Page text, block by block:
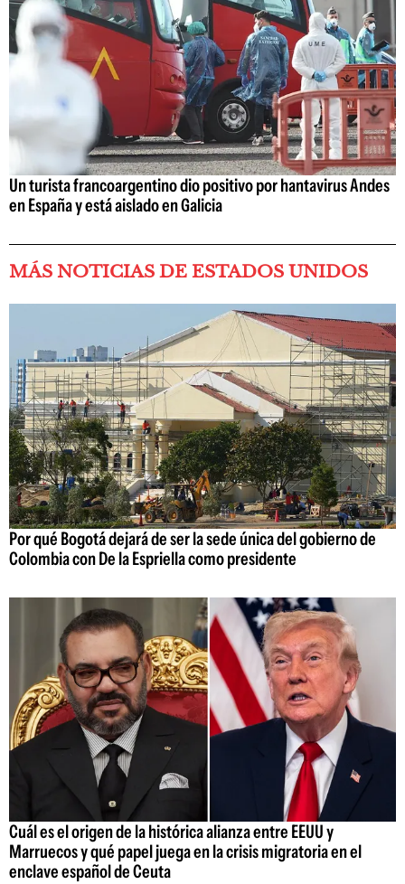
Un turista francoargentino dio positivo por hantavirus Andes
en España y está aislado en Galicia
MÁS NOTICIAS DE ESTADOS UNIDOS
Por qué Bogotá dejará de ser la sede única del gobierno de
Colombia con De la Espriella como presidente
Cuál es el origen de la histórica alianza entre EEUU y
Marruecos y qué papel juega en la crisis migratoria en el
enclave español de Ceuta